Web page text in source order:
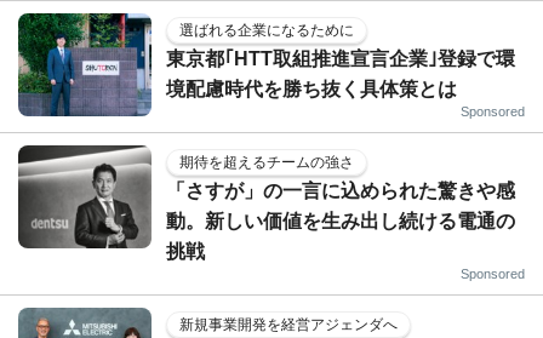
選ばれる企業になるために
東京都｢HTT取組推進宣言企業｣登録で環
境配慮時代を勝ち抜く具体策とは
Sponsored
期待を超えるチームの強さ
「さすが」の一言に込められた驚きや感
動。新しい価値を生み出し続ける電通の
挑戦
Sponsored
新規事業開発を経営アジェンダへ